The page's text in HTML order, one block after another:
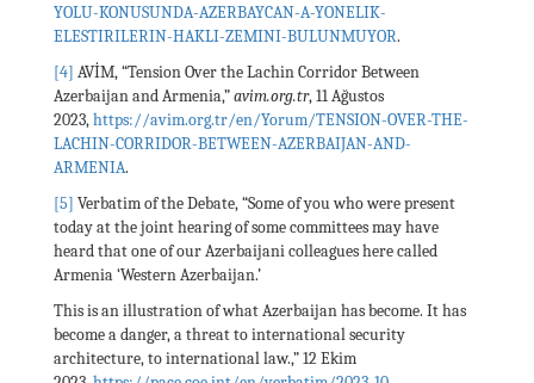
YOLU-KONUSUNDA-AZERBAYCAN-A-YONELIK-
ELESTIRILERIN-HAKLI-ZEMINI-BULUNMUYOR.
[4] AVİM, “Tension Over the Lachin Corridor Between
Azerbaijan and Armenia,”avim.org.tr, 11 Ağustos
2023,https://avim.org.tr/en/Yorum/TENSION-OVER-THE-
LACHIN-CORRIDOR-BETWEEN-AZERBAIJAN-AND-
ARMENIA.
[5] Verbatim of the Debate, “Some of you who were present
today at the joint hearing of some committees may have
heard that one of our Azerbaijani colleagues here called
Armenia ‘Western Azerbaijan.’
This is an illustration of what Azerbaijan has become. It has
become a danger, a threat to international security
architecture, to international law.,” 12 Ekim